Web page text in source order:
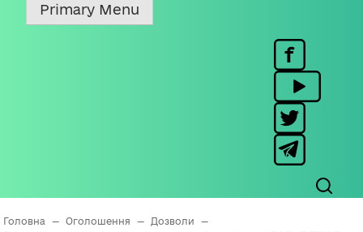
Primary Menu
Головна — Оголошення — Дозволи
—